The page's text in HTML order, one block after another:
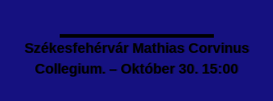
Székesfehérvár Mathias Corvinus
Collegium. – Október 30. 15:00